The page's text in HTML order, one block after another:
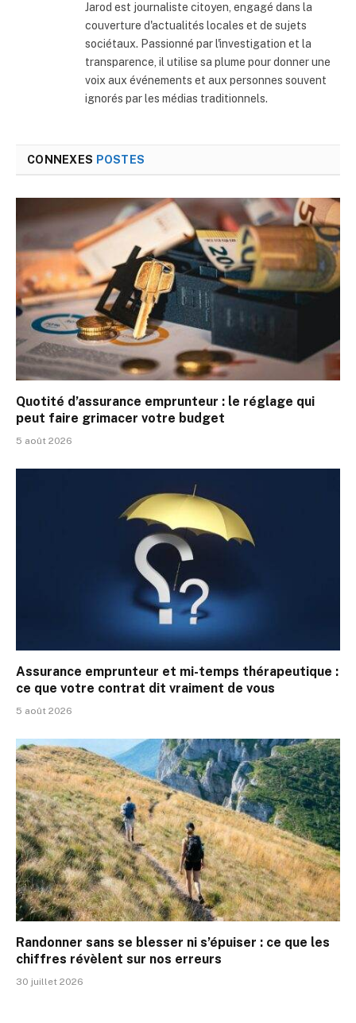
Jarod est journaliste citoyen, engagé dans la
couverture d'actualités locales et de sujets
sociétaux. Passionné par l'investigation et la
transparence, il utilise sa plume pour donner une
voix aux événements et aux personnes souvent
ignorés par les médias traditionnels.
CONNEXES POSTES
Quotité d’assurance emprunteur : le réglage qui
peut faire grimacer votre budget
5 août 2026
Assurance emprunteur et mi-temps thérapeutique :
ce que votre contrat dit vraiment de vous
5 août 2026
Randonner sans se blesser ni s’épuiser : ce que les
chiffres révèlent sur nos erreurs
30 juillet 2026